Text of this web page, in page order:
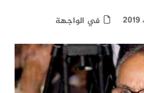
في الواجهة